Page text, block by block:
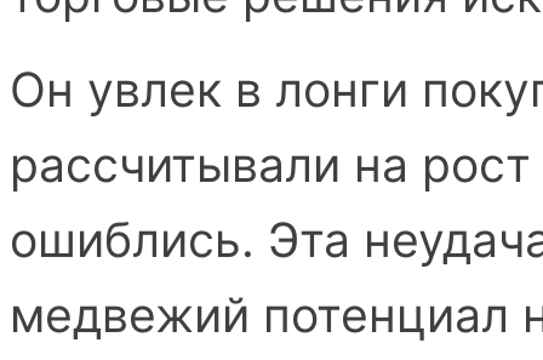
Он увлек в лонги
рассчитывали на
ошиблись. Эта
медвежий потенциал